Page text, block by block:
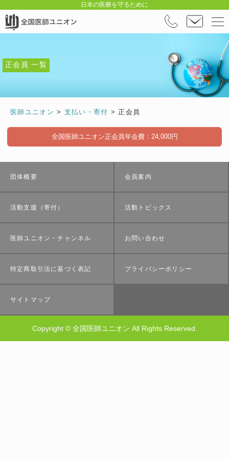
日本の医療を守るために
正会員 一覧
医師ユニオン > 支払い・寄付 >正会員
全国医師ユニオン正会員年会費：24,000円
団体概要 会員案内
活動支援（寄付） 活動トピックス
医師ユニオン・チャンネル お問い合わせ
特定商取引法に基づく表記 プライバシーポリシー
サイトマップ
Copyright © 全国医師ユニオン All Rights Reserved.